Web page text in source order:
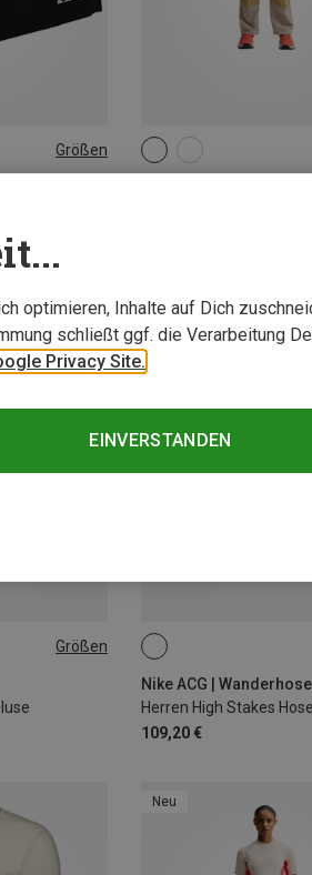
Größen M L
Größen
Neu
Nike ACG |
Herren High Stakes Hose
109,20 €
S
Neu
optimieren, Inhalte auf Dich
schließt ggf. die Verarbeitung
Privacy Site.
EINVERSTANDEN